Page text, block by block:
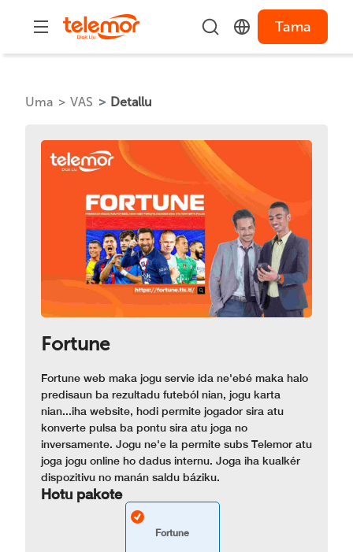
Tama
Uma VAS Detallu
Fortune
Fortune web maka jogu servie ida ne'ebé maka halo
predisaun ba rezultadu futeból nian, jogu karta
nian...iha website, hodi permite jogador sira atu
konverte pulsa ba pontu sira atu joga no
inversamente. Jogu ne'e la permite subs Telemor atu
joga jogu online ho dadus internu. Joga iha kualkér
dispozitivu no manán saldu báziku.
Hotu pakote
Fortune